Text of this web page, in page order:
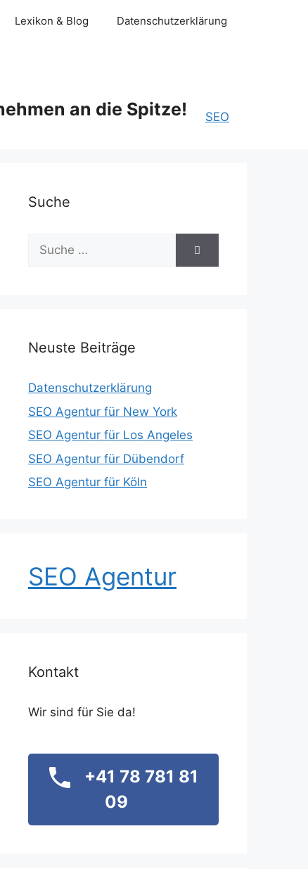
Lexikon & Blog Datenschutzerklärung
an die Spitze! SEO
Suche
Suche
nach:
Neuste Beiträge
Datenschutzerklärung
SEO Agentur für New York
SEO Agentur für Los Angeles
SEO Agentur für Dübendorf
SEO Agentur für Köln
SEO Agentur
Kontakt
Wir sind für Sie da!
+41 78 781 81
09